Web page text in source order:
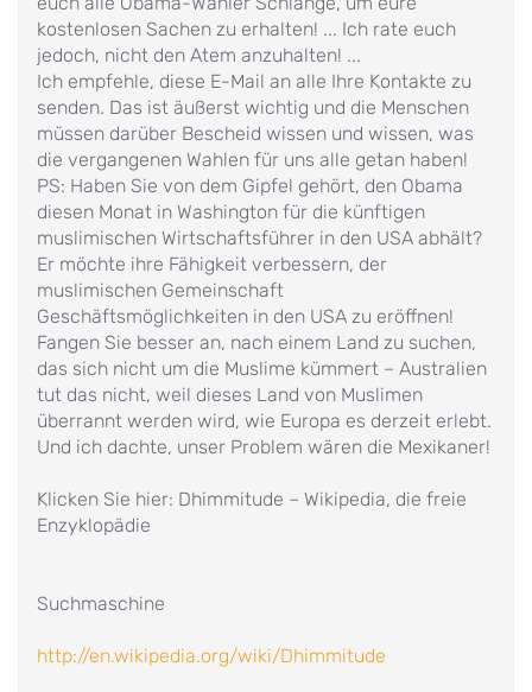
kostenlosen Sachen zu erhalten! ... Ich rate euch
jedoch, nicht den Atem anzuhalten! ...
Ich empfehle, diese E-Mail an alle Ihre Kontakte zu
senden. Das ist äußerst wichtig und die Menschen
müssen darüber Bescheid wissen und wissen, was
die vergangenen Wahlen für uns alle getan haben!
PS: Haben Sie von dem Gipfel gehört, den Obama
diesen Monat in Washington für die künftigen
muslimischen Wirtschaftsführer in den USA abhält?
Er möchte ihre Fähigkeit verbessern, der
muslimischen Gemeinschaft
Geschäftsmöglichkeiten in den USA zu eröffnen!
Fangen Sie besser an, nach einem Land zu suchen,
das sich nicht um die Muslime kümmert – Australien
tut das nicht, weil dieses Land von Muslimen
überrannt werden wird, wie Europa es derzeit erlebt.
Und ich dachte, unser Problem wären die Mexikaner!
Klicken Sie hier: Dhimmitude – Wikipedia, die freie
Enzyklopädie
Suchmaschine
http://en.wikipedia.org/wiki/Dhimmitude